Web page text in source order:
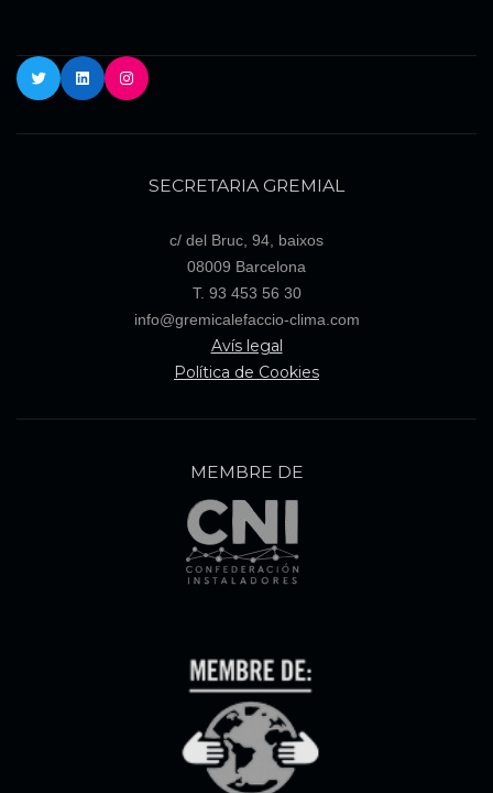
TwitterLinkedInInstagram
SECRETARIA GREMIAL
c/ del Bruc, 94, baixos
08009 Barcelona
T. 93 453 56 30
info@gremicalefaccio-clima.com
Avís legal
Política de Cookies
MEMBRE DE